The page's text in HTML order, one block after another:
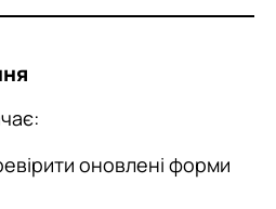
оновлені форми